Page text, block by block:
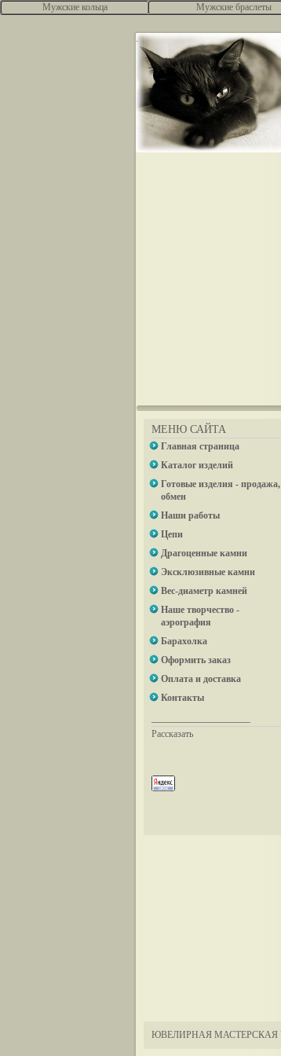
Мужские кольца Мужские браслеты
.
МЕНЮ САЙТА
Главная страница
Каталог изделий
Готовые изделия - продажа,
обмен
Наши работы
Цепи
Драгоценные камни
Эксклюзивные камни
Вес-диаметр камней
Наше творчество -
аэрография
Барахолка
Оформить заказ
Оплата и доставка
Контакты
Рассказать
ЮВЕЛИРНАЯ МАСТЕРСКАЯ